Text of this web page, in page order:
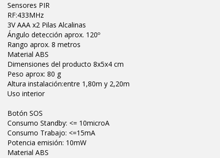
Sensores PIR
RF:433MHz
3V AAA x2 Pilas Alcalinas
Ángulo detección aprox. 120º
Rango aprox. 8 metros
Material ABS
Dimensiones del producto 8x5x4 cm
Peso aprox: 80 g
Altura instalación:entre 1,80m y 2,20m
Uso interior
Botón SOS
Consumo Standby: <= 10microA
Consumo Trabajo: <=15mA
Potencia emisión: 10mW
Material ABS